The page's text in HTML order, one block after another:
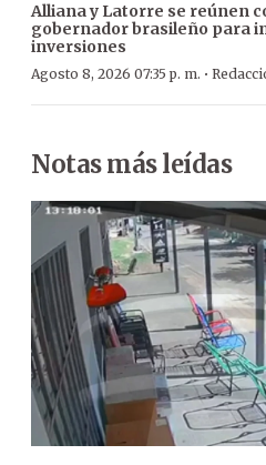
Alliana y Latorre se reúnen
gobernador brasileño para
inversiones
Agosto 8, 2026 07:35 p. m. ·
Notas más leídas